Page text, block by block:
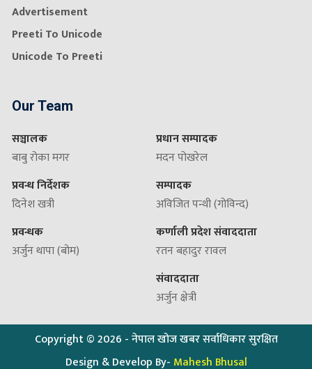
Advertisement
Preeti To Unicode
Unicode To Preeti
Our Team
सञ्चालक
बाबु रोका मगर
प्रवन्ध निर्देशक
दिनेश खत्री
प्रवन्धक
अर्जुन थापा (बोम)
प्रधान सम्पादक
मदन पोखरेल
सम्पादक
अविजित पन्थी (गोविन्द)
कर्णाली प्रदेश संवाददाता
रतन बहादुर रावल
संवाददाता
अर्जुन क्षेत्री
Copyright ©2026 - नेपाल खोज खबर सर्वाधिकार सुरक्षित
Design & Develop By- Mahesh Bhusal